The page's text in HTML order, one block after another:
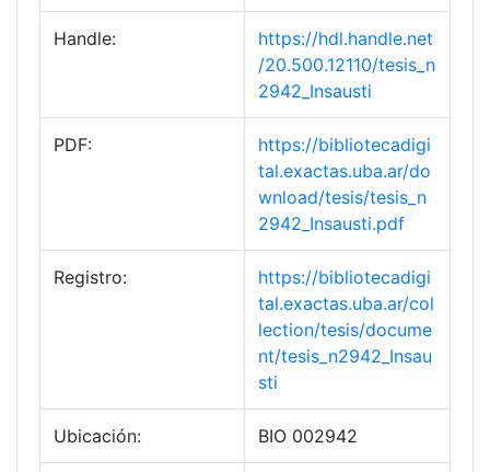
Handle:
https://hdl.handle.net
/20.500.12110/tesis_n
2942_Insausti
PDF:
https://bibliotecadigi
tal.exactas.uba.ar/do
wnload/tesis/tesis_n
2942_Insausti.pdf
Registro:
https://bibliotecadigi
tal.exactas.uba.ar/col
lection/tesis/docume
nt/tesis_n2942_Insau
sti
Ubicación: BIO 002942